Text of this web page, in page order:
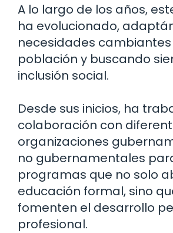
A lo largo de los años,
ha evolucionado,
necesidades
población y buscando
inclusión social.
Desde sus inicios, ha
colaboración con
organizaciones
no gubernamentales
programas que no solo
educación formal, sino
fomenten el desarrollo
profesional.